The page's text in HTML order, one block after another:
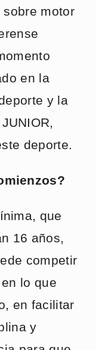
motor
en la
y la
deporte.
que
16 años,
competir
lo que
en facilitar
y